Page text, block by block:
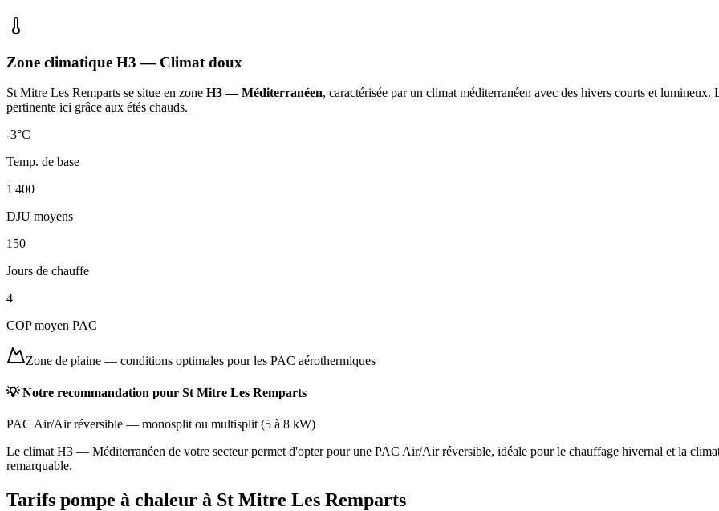
Zone climatique H3 — Climat doux
St Mitre Les Remparts se situe en zone H3 — Méditerranéen, caractérisée par un climat méditerranéen avec des hivers courts et
pertinente ici grâce aux étés chauds.
-3°C
Temp. de base
1 400
DJU moyens
150
Jours de chauffe
4
COP moyen PAC
Zone de plaine — conditions optimales pour les PAC aérothermiques
💡 Notre recommandation pour St Mitre Les Remparts
PAC Air/Air réversible — monosplit ou multisplit (5 à 8 kW)
Le climat H3 — Méditerranéen de votre secteur permet d'opter pour une PAC Air/Air réversible, idéale pour le chauffage hivernal et la
remarquable.
Tarifs pompe à chaleur à St Mitre Les Remparts